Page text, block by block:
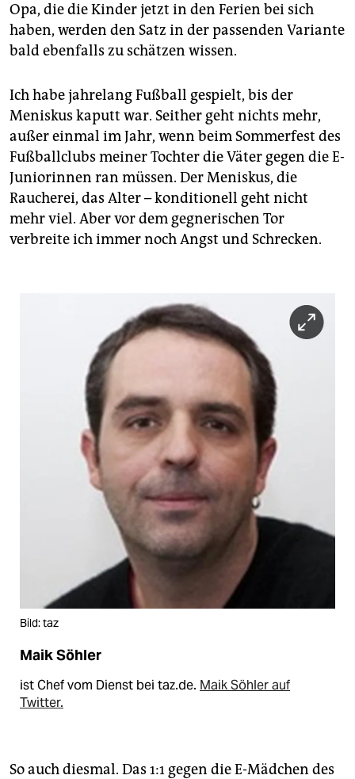
Opa, die die Kinder jetzt in den Ferien bei sich
haben, werden den Satz in der passenden Variante
bald ebenfalls zu schätzen wissen.
Ich habe jahrelang Fußball gespielt, bis der
Meniskus kaputt war. Seither geht nichts mehr,
außer einmal im Jahr, wenn beim Sommerfest des
Fußballclubs meiner Tochter die Väter gegen die E-
Juniorinnen ran müssen. Der Meniskus, die
Raucherei, das Alter – konditionell geht nicht
mehr viel. Aber vor dem gegnerischen Tor
verbreite ich immer noch Angst und Schrecken.
Bild: taz
Maik Söhler
ist Chef vom Dienst bei taz.de. Maik Söhler auf
Twitter.
So auch diesmal. Das 1:1 gegen die E-Mädchen des